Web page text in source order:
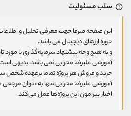
سلب مسئولیت
این صفحه صرفا جهت معرفی،تحلیل و
حوزه ارزهای دیجیتال می باشد.
و به هیچ وجه پیشنهاد سرمایه‌گذاری یا مورد
آموزشی علیرضا محرابی نمی باشد. بدیهی
خرید و فروش هر پروژه تماما برعهده شخص
آموزشی علیرضا محرابی تنها به‌عنوان
اخبار پیرامون این پروژه‌‌ها عمل می‌کند.